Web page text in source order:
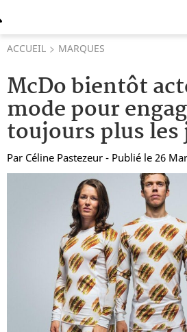
ACCUEIL MARQUES
McDo bientôt
mode pour
toujours plus les
Par Céline Pastezeur - Publié le 26